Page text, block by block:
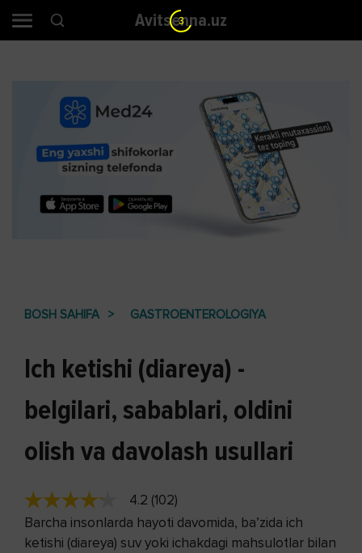
Avitsenna.uz
BOSH SAHIFA GASTROENTEROLOGIYA
Ich ketishi (diareya) -
belgilari, sabablari, oldini
olish va davolash usullari
4.2 (102)
Barcha insonlarda hayoti davomida, ba’zida ich
ketishi (diareya) suv yoki ichakdagi mahsulotlar bilan
2